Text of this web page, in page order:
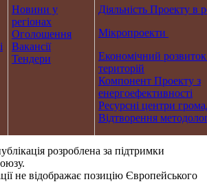
Новини у
регіонах
Оголошення
Вакансії
Тендери
Діяльність Проекту в
Мікропроекти
Економічний розвиток
територій
Компонент Проекту з
енергоефективності
Ресурсні центри
Відтворення
розроблена за підтримки
не відображає позицію Європейського